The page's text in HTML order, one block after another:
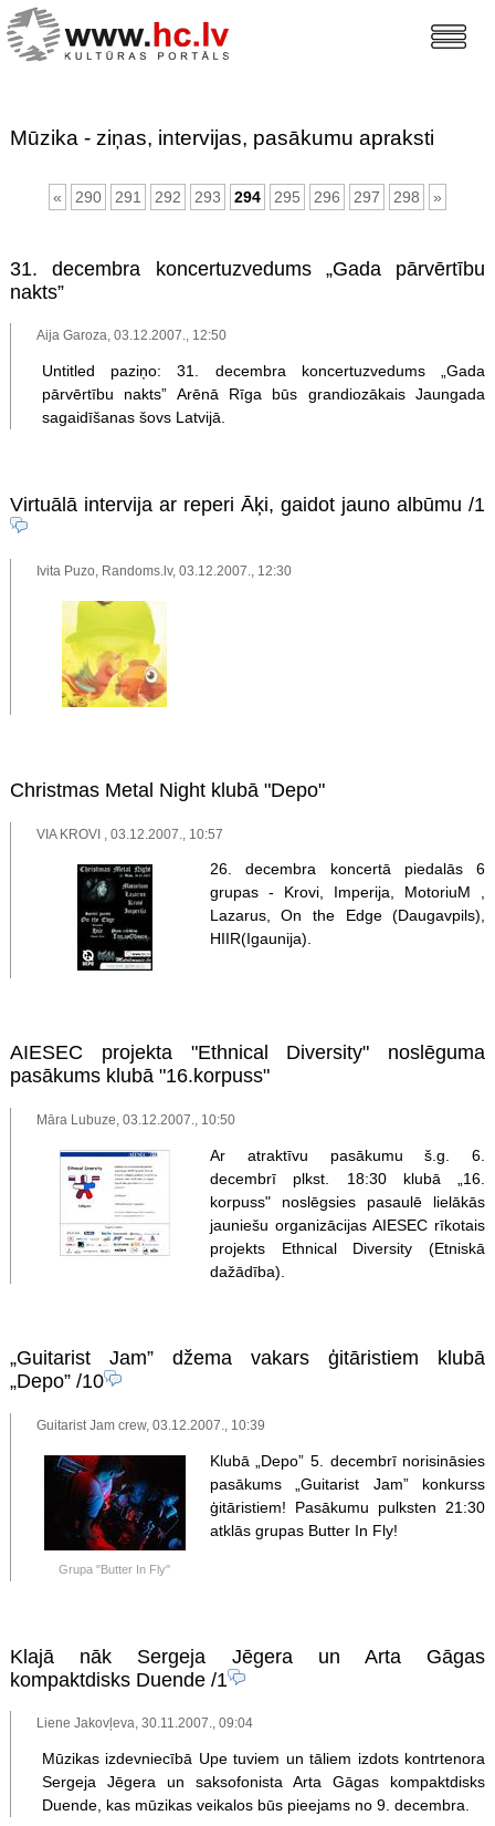
Mūzika - ziņas, intervijas, pasākumu apraksti
« 290 291 292 293 294 295 296 297 298 »
31. decembra koncertuzvedums „Gada pārvērtību
nakts”
Aija Garoza, 03.12.2007., 12:50
Untitled paziņo: 31. decembra koncertuzvedums „Gada
pārvērtību nakts” Arēnā Rīga būs grandiozākais Jaungada
sagaidīšanas šovs Latvijā.
Virtuālā intervija ar reperi Āķi, gaidot jauno albūmu /1
Ivita Puzo, Randoms.lv, 03.12.2007., 12:30
Christmas Metal Night klubā "Depo"
VIA KROVI , 03.12.2007., 10:57
26. decembra koncertā piedalās 6
grupas - Krovi, Imperija, MotoriuM ,
Lazarus, On the Edge (Daugavpils),
HIIR(Igaunija).
AIESEC projekta "Ethnical Diversity" noslēguma
pasākums klubā "16.korpuss"
Māra Lubuze, 03.12.2007., 10:50
Ar atraktīvu pasākumu š.g. 6.
decembrī plkst. 18:30 klubā „16.
korpuss" noslēgsies pasaulē lielākās
jauniešu organizācijas AIESEC rīkotais
projekts Ethnical Diversity (Etniskā
dažādība).
„Guitarist Jam” džema vakars ģitāristiem klubā
„Depo”/10
Guitarist Jam crew, 03.12.2007., 10:39
Grupa "Butter In Fly"
Klubā „Depo” 5. decembrī norisināsies
pasākums „Guitarist Jam” konkurss
ģitāristiem! Pasākumu pulksten 21:30
atklās grupas Butter In Fly!
Klajā nāk Sergeja Jēgera un Arta Gāgas
kompaktdisks Duende/1
Liene Jakovļeva, 30.11.2007., 09:04
Mūzikas izdevniecībā Upe tuviem un tāliem izdots kontrtenora
Sergeja Jēgera un saksofonista Arta Gāgas kompaktdisks
Duende, kas mūzikas veikalos būs pieejams no 9. decembra.